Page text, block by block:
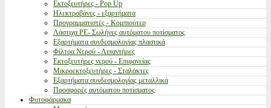
Εκτοξευτήρες - Pop Up
Ηλεκτροβάνες - εξαρτήματα
Προγραμματιστές - Κομπιούτερ
Λάστιχα PE- Σωλήνες αυτόματου ποτίσματος
Εξαρτήματα συνδεσμολογίας πλαστικά
Φίλτρα Νερού - Λιπαντήρες
Εκτοξευτήρες νερού - Επιφανείας
Μικροεκτοξευτήρες - Σταλάκτες
Εξαρτήματα συνδεσμολογίας μεταλλικά
Προσφορές αυτόματου ποτίσματος
Φυτοφάρμακα